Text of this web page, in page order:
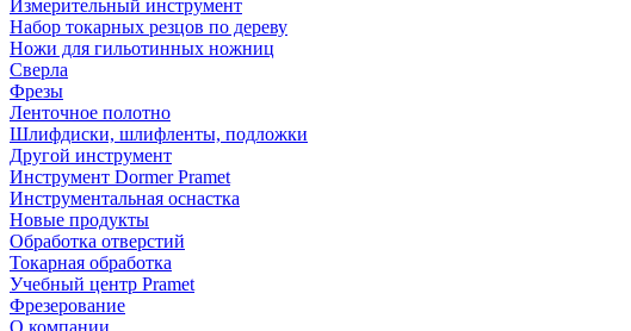
Измерительный инструмент
Набор токарных резцов по дереву
Ножи для гильотинных ножниц
Сверла
Фрезы
Ленточное полотно
Шлифдиски, шлифленты, подложки
Другой инструмент
Инструмент Dormer Pramet
Инструментальная оснастка
Новые продукты
Обработка отверстий
Токарная обработка
Учебный центр Pramet
Фрезерование
О компании